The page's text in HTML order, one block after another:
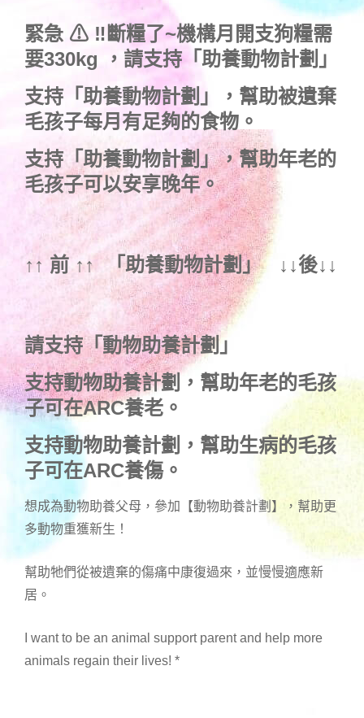
緊急 ⚠ ‼斷糧了~機構月開支狗糧需
要330kg ， 請支持「助養動物計劃」
支持 「助養動物計劃」
，幫助被遺棄
毛孩子每月有足夠的食物。
支持 「助養動物計劃」，幫助年老的
毛孩子可以安享晚年。
↑↑ 前 ↑↑ 「助養動物計劃」 ↓↓後↓↓
請支持「動物助養計劃」
支持動物助養計劃，幫助年老的毛孩
子可在ARC養老。
支持動物助養計劃，幫助生病的毛孩
子可在ARC養傷。
想成為動物助養父母，參加【動物助養計劃】，幫助更
多動物重獲新生！
幫助牠們從被遺棄的傷痛中康復過來，並慢慢適應新
居。
I want to be an animal support parent and help more
animals regain their lives! *